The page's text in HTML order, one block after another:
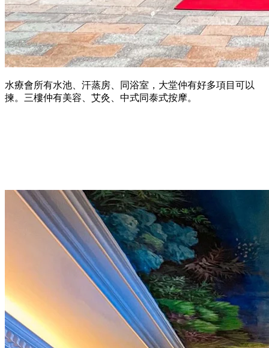
水療會所有水池、汗蒸房、同浴室，大堂仲有好多項目可以
揀。三樓仲有美容、艾灸、中式同泰式按摩。